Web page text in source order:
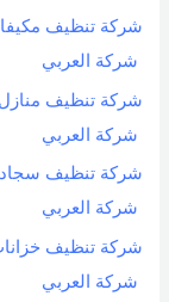
شركة العربي
شركة العربي
شركة العربي
شركة العربي